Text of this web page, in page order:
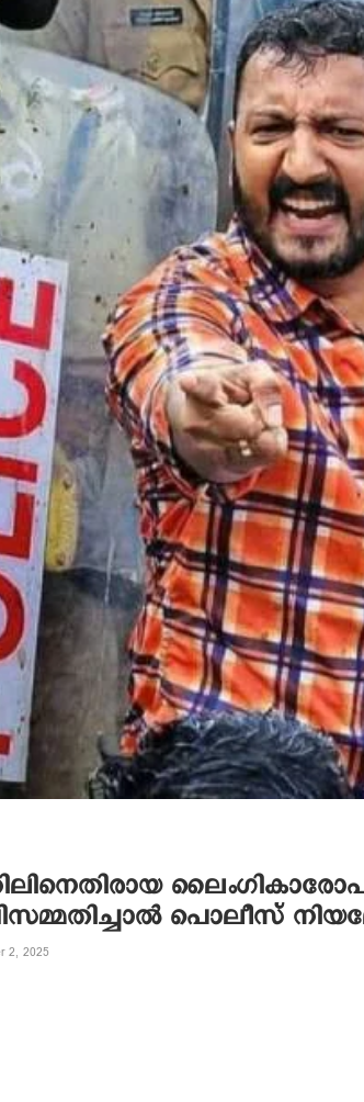
പൊലീസ്
2, 2025